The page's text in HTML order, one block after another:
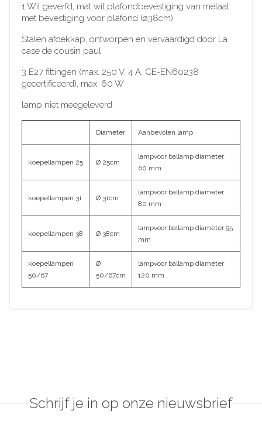
1 Wit geverfd, mat wit plafondbevestiging van metaal
met bevestiging voor plafond (ø38cm)
Stalen afdekkap, ontworpen en vervaardigd door La
case de cousin paul
3 E27 fittingen (max. 250 V, 4 A, CE-EN60238
gecertificeerd), max. 60 W
lamp niet meegeleverd
Diameter Aanbevolen lamp
koepellampen 25 Ø 25cm
lampvoor ballamp diameter
60 mm
koepellampen 31 Ø 31cm
lampvoor ballamp diameter
80 mm
koepellampen 38 Ø 38cm
lampvoor ballamp diameter 95
mm
koepellampen
50/67
Ø
50/67cm
lampvoor ballamp diameter
120 mm
Schrijf je in op onze nieuwsbrief